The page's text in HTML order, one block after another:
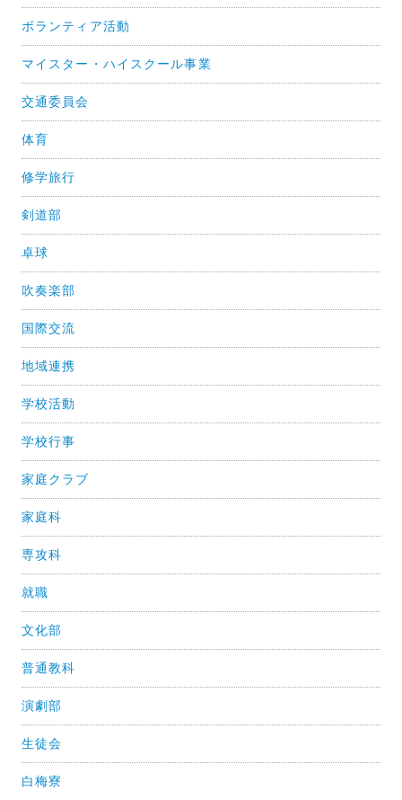
ボランティア活動
マイスター・ハイスクール事業
交通委員会
体育
修学旅行
剣道部
卓球
吹奏楽部
国際交流
地域連携
学校活動
学校行事
家庭クラブ
家庭科
専攻科
就職
文化部
普通教科
演劇部
生徒会
白梅寮